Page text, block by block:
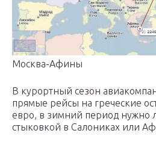
Москва-Афины
В курортный сезон
прямые рейсы на греческие
евро, в зимний период нужно
стыковкой в Салониках или